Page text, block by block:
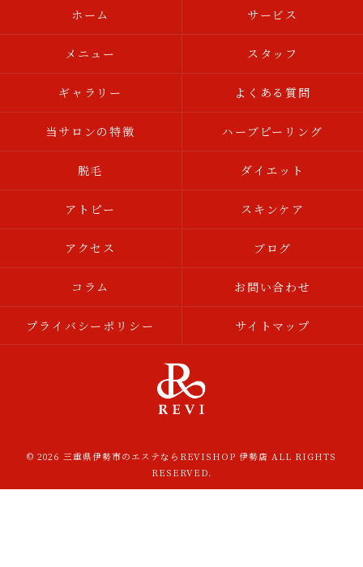
ホーム サービス
メニュー スタッフ
ギャラリー よくある質問
当サロンの特徴 ハーブピーリング
脱毛 ダイエット
アトピー スキンケア
アクセス ブログ
コラム お問い合わせ
プライバシーポリシー サイトマップ
© 2026 三重県伊勢市のエステならREVISHOP 伊勢店 ALL RIGHTS
RESERVED.